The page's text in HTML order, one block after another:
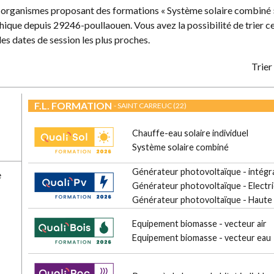
proposant des formations « Système solaire
depuis 29246-poullaouen. Vous avez la possibilité de trier
dates de session les plus proches.
Trier
F.L. FORMATION - SAINT CARREUC (22)
Chauffe-eau solaire individuel
Système solaire combiné
Générateur photovoltaïque -
Générateur photovoltaïque -
Générateur photovoltaïque - Haute
Equipement biomasse - vecteur air
Equipement biomasse - vecteur eau